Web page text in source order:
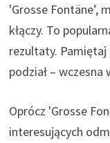
'Grosse Fontäne’,
kłączy. To
rezultaty.
podział – wczesna
Oprócz 'Grosse
interesujących